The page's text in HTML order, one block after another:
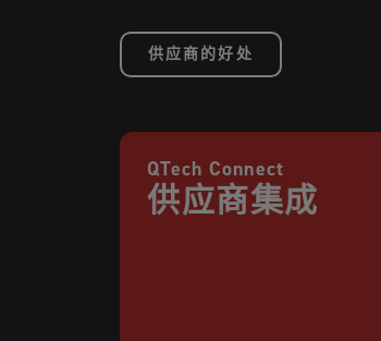
供应商的好处
QTech Connect
供应商集成